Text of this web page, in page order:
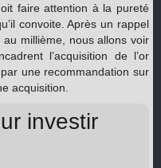
faire attention à la pureté
convoite. Après un rappel
millième, nous allons voir
l’acquisition de l’or
une recommandation sur
acquisition.
investir